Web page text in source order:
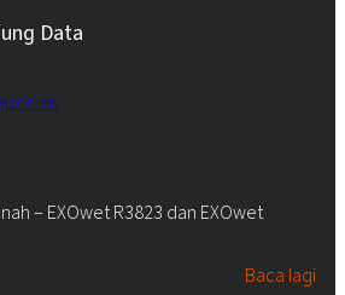
Data
– EXOwet R3823 dan EXOwet
Baca lagi